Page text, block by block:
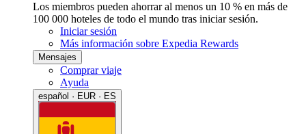
Los miembros pueden ahorrar al menos un 10 % en más de
100 000 hoteles de todo el mundo tras iniciar sesión.
Iniciar sesión
Más información sobre Expedia Rewards
Mensajes
Comprar viaje
Ayuda
español · EUR · ES